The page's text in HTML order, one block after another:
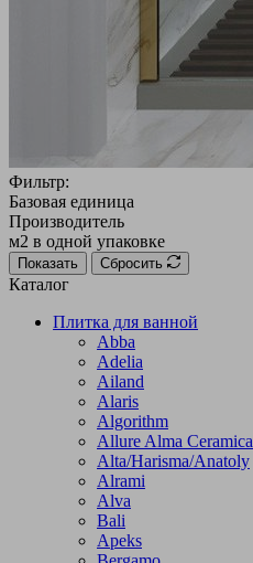
Фильтр:
Базовая единица
Производитель
м2 в одной упаковке
Показать Сбросить
Каталог
Плитка для ванной
Abba
Adelia
Ailand
Alaris
Algorithm
Allure Alma Ceramica
Alta/Harisma/Anatoly
Alrami
Alva
Bali
Apeks